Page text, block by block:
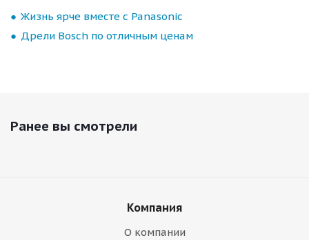
Жизнь ярче вместе с Panasonic
Дрели Bosch по отличным ценам
Ранее вы смотрели
Компания
О компании